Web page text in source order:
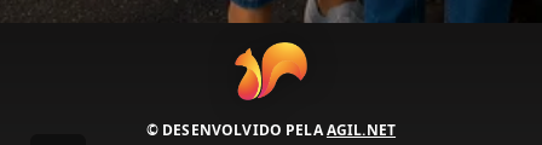
© DESENVOLVIDO PELAAGIL.NET